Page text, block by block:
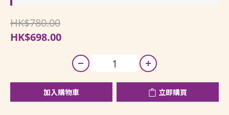
HK$780.00
HK$698.00
加入購物車 立即購買